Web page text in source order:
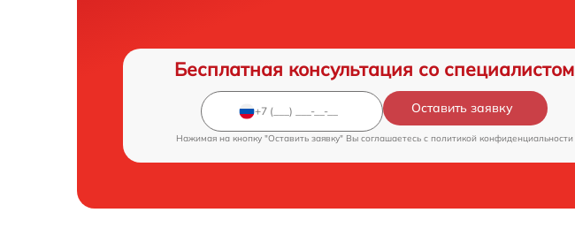
Бесплатная консультация со специалистом
Оставить заявку
Нажимая на кнопку "Оставить заявку" Вы соглашаетесь c политикой конфиденциальности